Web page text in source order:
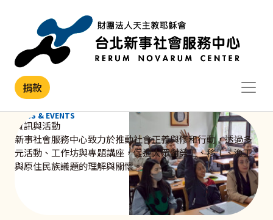
捐款
NEWS & EVENTS
資訊與活動
新事社會服務中心致力於推動社會正義與修和行動，透過多
元活動、工作坊與專題講座，促進大眾對勞工、移工、漁工
與原住民族議題的理解與關懷。